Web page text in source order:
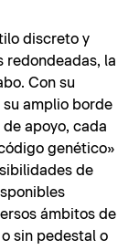
discreto y
redondeadas, la
Con su
amplio borde
apoyo, cada
genético»
de
ámbitos de
sin pedestal o